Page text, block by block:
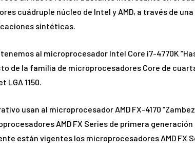
cuádruple núcleo de Intel y AMD, a través de
sintéticas.
al microprocesador Intel Core i7-4770K
de la familia de microprocesadores Core de
LGA 1150.
usan al microprocesador AMD FX-4170
AMD FX Series de primera
están vigentes los microprocesadores AMD FX